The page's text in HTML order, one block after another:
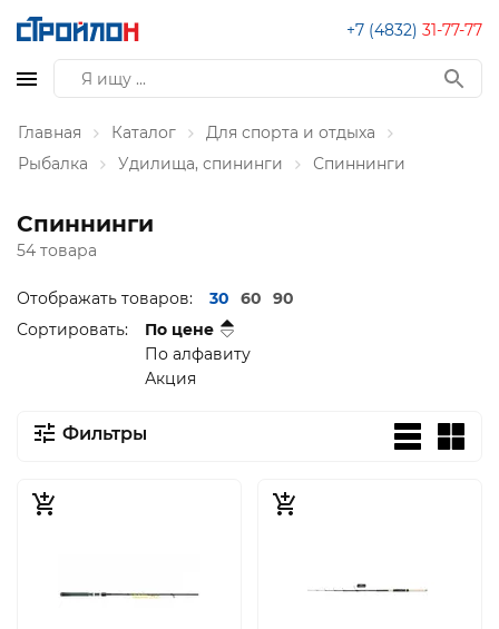
+7 (4832) 31-77-77
Главная Каталог
Для спорта и отдыха
Рыбалка
Удилища, спининги Спиннинги
Спиннинги
54 товара
Отображать товаров: 30 60
90
Сортировать:
По цене
По алфавиту
Акция
Фильтры